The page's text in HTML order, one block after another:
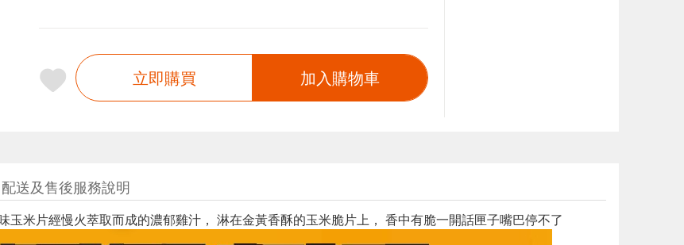
立即購買 加入購物車
配送及售後服務說明
玉米片經慢火萃取而成的濃郁雞汁， 淋在金黃香酥的玉米脆片上， 香中有脆一開話匣子嘴巴停不了